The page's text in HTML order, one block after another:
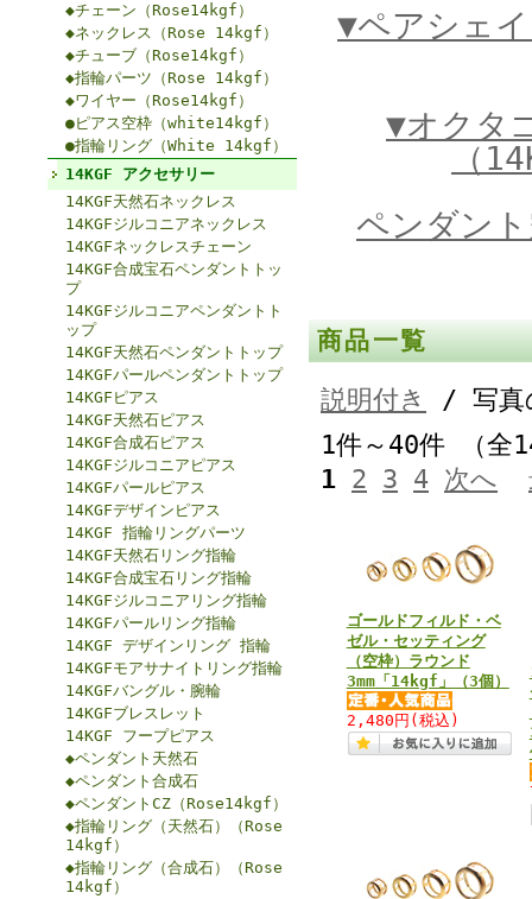
◆チェーン（Rose14kgf）
◆ネックレス（Rose 14kgf）
◆チューブ（Rose14kgf）
◆指輪パーツ（Rose 14kgf）
◆ワイヤー（Rose14kgf）
●ピアス空枠（white14kgf）
●指輪リング（White 14kgf）
14KGF アクセサリー
14KGF天然石ネックレス
14KGFジルコニアネックレス
14KGFネックレスチェーン
14KGF合成宝石ペンダントトッ
プ
14KGFジルコニアペンダントト
ップ
14KGF天然石ペンダントトップ
14KGFパールペンダントトップ
14KGFピアス
14KGF天然石ピアス
14KGF合成石ピアス
14KGFジルコニアピアス
14KGFパールピアス
14KGFデザインピアス
14KGF 指輪リングパーツ
14KGF天然石リング指輪
14KGF合成宝石リング指輪
14KGFジルコニアリング指輪
14KGFパールリング指輪
14KGF デザインリング 指輪
14KGFモアサナイトリング指輪
14KGFバングル・腕輪
14KGFブレスレット
14KGF フープピアス
◆ペンダント天然石
◆ペンダント合成石
◆ペンダントCZ（Rose14kgf）
◆指輪リング（天然石）（Rose
14kgf）
◆指輪リング（合成石）（Rose
14kgf）
▼ペアシェ
▼オクタ
（
ペンダン
商品一覧
説明付き
/ 写真
1件～40件 （
1 2 3 4 次へ
ゴールドフィルド・ベ
ゼル・セッティング
（空枠）ラウンド
3mm「14kgf」（3個）
2,480円 (税込)